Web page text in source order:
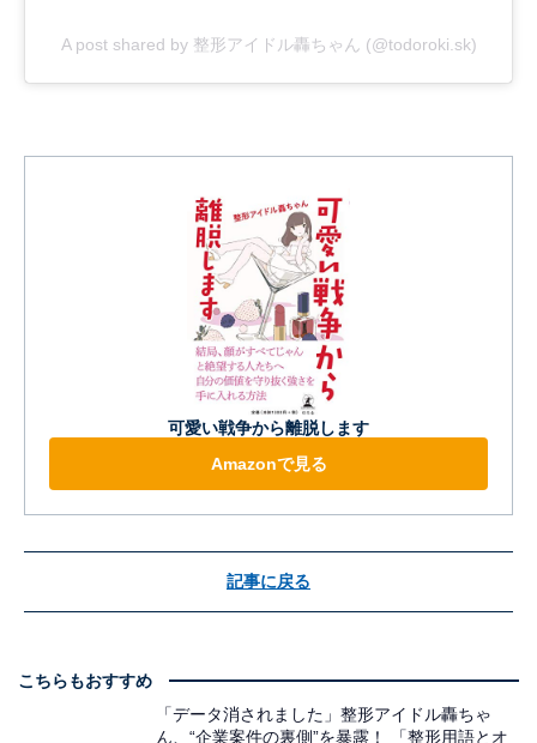
A post shared by 整形アイドル轟ちゃん (@todoroki.sk)
可愛い戦争から離脱します
Amazonで見る
記事に戻る
こちらもおすすめ
「データ消されました」整形アイドル轟ちゃ
ん、“企業案件の裏側”を暴露！ 「整形用語とオ